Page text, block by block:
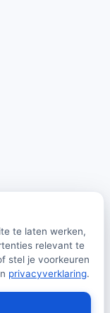
te laten werken,
relevant te
stel je voorkeuren
privacyverklaring.